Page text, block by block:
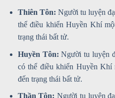
Thiên Tôn: Người tu luyện
thể điều khiển Huyền Khí
trạng thái bất tử.
Huyền Tôn: Người tu luyện
có thể điều khiển Huyền Khí
đến trạng thái bất tử.
Thần Tôn: Người tu luyện